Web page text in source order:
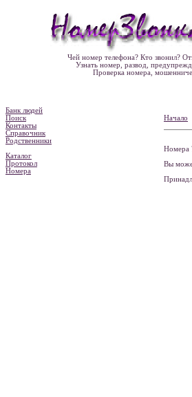
Чей номер телефона? Кто звонил?
Узнать номер, развод,
Проверка номера,
Банк людей
Поиск
Контакты
Справочник
Родственники
Каталог
Протокол
Номера
Начало
Номера
Вы